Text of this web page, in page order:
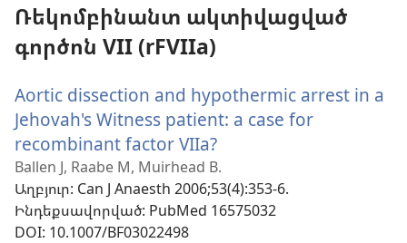
Ռեկոմբինանտ ակտիվացված
գործոն VII (rFVIIa)
Aortic dissection and hypothermic arrest in a
Jehovah's Witness patient: a case for
recombinant factor VIIa?
է
նոր
պատուհան)
Ballen J, Raabe M, Muirhead B.
Աղբյուր‎: Can J Anaesth 2006;53(4):353-6.
Ինդեքսավորված‎: PubMed 16575032
DOI‎: 10.1007/BF03022498